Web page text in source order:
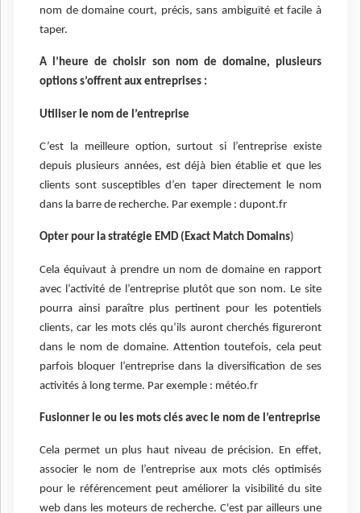
nom de domaine court, précis, sans ambiguïté et facile à
taper.
A l’heure de choisir son nom de domaine, plusieurs
options s’offrent aux entreprises :
Utiliser le nom de l’entreprise
C’est la meilleure option, surtout si l’entreprise existe
depuis plusieurs années, est déjà bien établie et que les
clients sont susceptibles d’en taper directement le nom
dans la barre de recherche. Par exemple : dupont.fr
Opter pour la stratégie EMD (Exact Match Domains)
Cela équivaut à prendre un nom de domaine en rapport
avec l’activité de l’entreprise plutôt que son nom. Le site
pourra ainsi paraître plus pertinent pour les potentiels
clients, car les mots clés qu’ils auront cherchés figureront
dans le nom de domaine. Attention toutefois, cela peut
parfois bloquer l’entreprise dans la diversification de ses
activités à long terme. Par exemple : météo.fr
Fusionner le ou les mots clés avec le nom de l’entreprise
Cela permet un plus haut niveau de précision. En effet,
associer le nom de l’entreprise aux mots clés optimisés
pour le référencement peut améliorer la visibilité du site
web dans les moteurs de recherche. C'est par ailleurs une